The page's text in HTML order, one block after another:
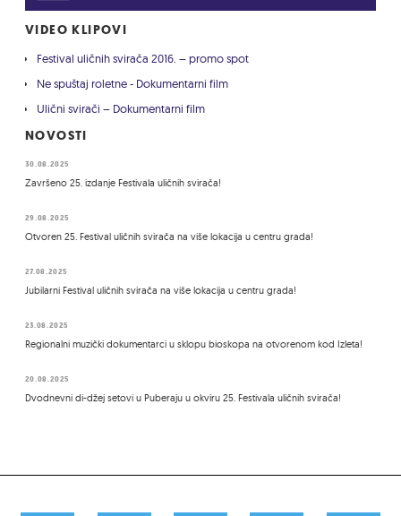
VIDEO KLIPOVI
Festival uličnih svirača 2016. – promo spot
Ne spuštaj roletne - Dokumentarni film
Ulični svirači – Dokumentarni film
NOVOSTI
30.08.2025
Završeno 25. izdanje Festivala uličnih svirača!
29.08.2025
Otvoren 25. Festival uličnih svirača na više lokacija u centru grada!
27.08.2025
Jubilarni Festival uličnih svirača na više lokacija u centru grada!
23.08.2025
Regionalni muzički dokumentarci u sklopu bioskopa na otvorenom kod Izleta!
20.08.2025
Dvodnevni di-džej setovi u Puberaju u okviru 25. Festivala uličnih svirača!